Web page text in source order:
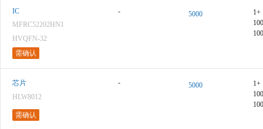
IC
MFRC52202HN1
HVQFN-32
需确认
- 5000
1+
芯片
HLW8012
需确认
- 5000
1+